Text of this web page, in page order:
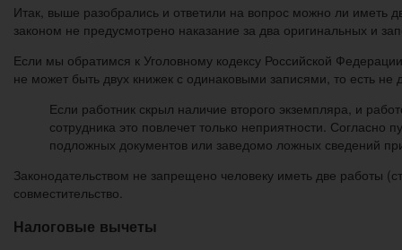
Итак, выше разобрались и ответили на вопрос можно ли иметь
законом не предусмотрено наказание за два оригинальных и
Если мы обратимся к Уголовному кодексу Российской
не может быть двух книжек с одинаковыми записями, то есть не
Если работник скрыл наличие второго экземпляра, и
сотрудника это повлечет только неприятности. Согласно
подложных документов или заведомо ложных сведений
Законодательством не запрещено человеку иметь две работы
совместительство.
Налоговые вычеты